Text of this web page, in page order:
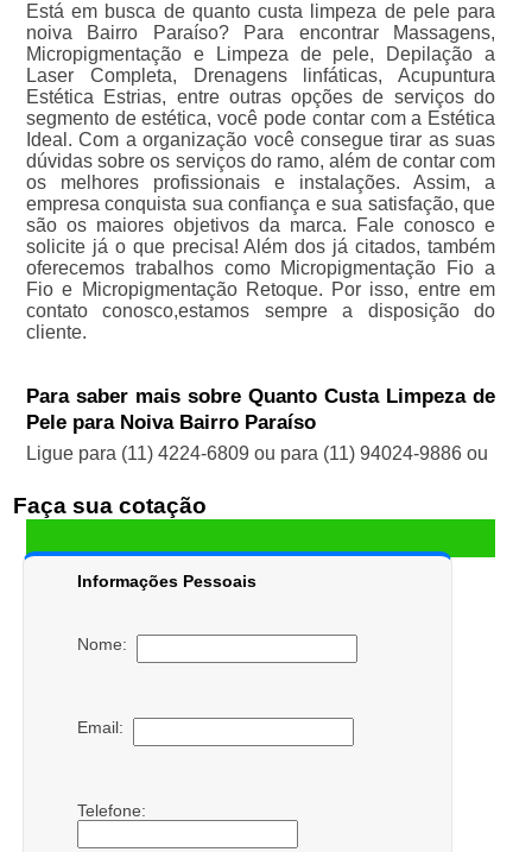
Está em busca de quanto custa limpeza de pele para
noiva Bairro Paraíso? Para encontrar Massagens,
Micropigmentação e Limpeza de pele, Depilação a
Laser Completa, Drenagens linfáticas, Acupuntura
Estética Estrias, entre outras opções de serviços do
segmento de estética, você pode contar com a Estética
Ideal. Com a organização você consegue tirar as suas
dúvidas sobre os serviços do ramo, além de contar com
os melhores profissionais e instalações. Assim, a
empresa conquista sua confiança e sua satisfação, que
são os maiores objetivos da marca. Fale conosco e
solicite já o que precisa! Além dos já citados, também
oferecemos trabalhos como Micropigmentação Fio a
Fio e Micropigmentação Retoque. Por isso, entre em
contato conosco,estamos sempre a disposição do
cliente.
Para saber mais sobre Quanto Custa Limpeza de
Pele para Noiva Bairro Paraíso
Ligue para (11) 4224-6809 ou para (11) 94024-9886ou
Faça sua cotação
Informações Pessoais
Nome:
Email:
Telefone: